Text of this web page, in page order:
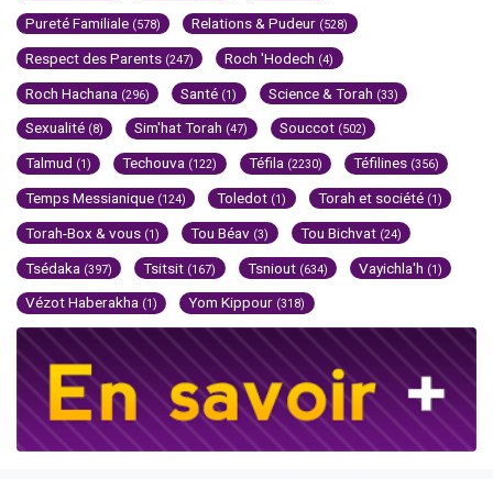
Pureté Familiale (578) Relations & Pudeur (528)
Respect des Parents (247) Roch 'Hodech (4)
Roch Hachana (296) Santé (1) Science & Torah (33)
Sexualité (8) Sim'hat Torah (47) Souccot (502)
Talmud (1) Techouva (122) Téfila (2230) Téfilines (356)
Temps Messianique (124) Toledot (1) Torah et société (1)
Torah-Box & vous (1) Tou Béav (3) Tou Bichvat (24)
Tsédaka (397) Tsitsit (167) Tsniout (634) Vayichla'h (1)
Vézot Haberakha (1) Yom Kippour (318)